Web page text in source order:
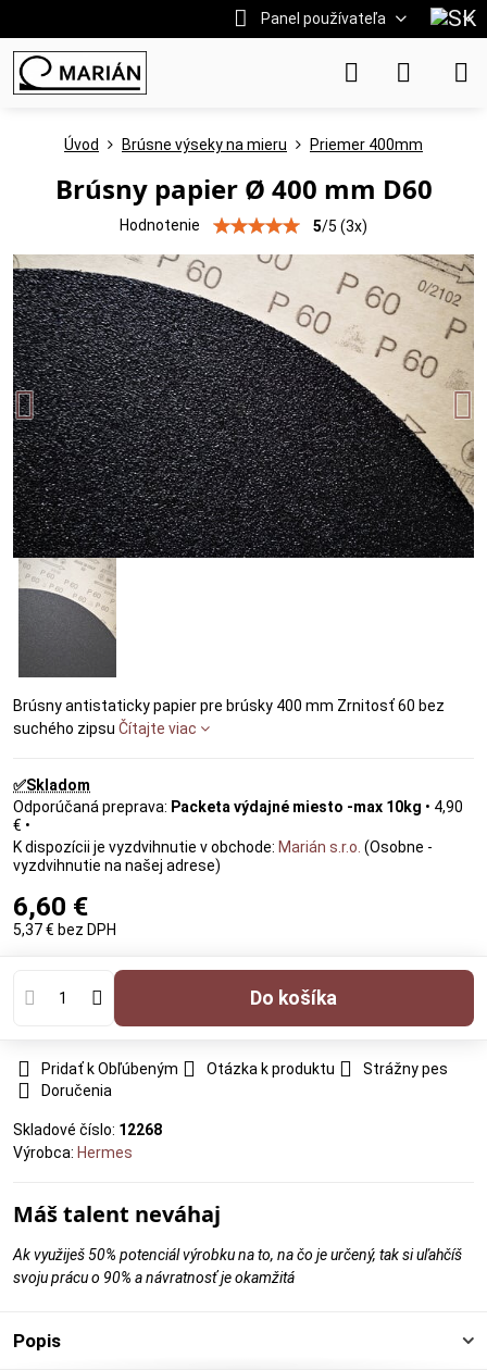
Panel používateľa
Úvod Brúsne výseky na mieru Priemer 400mm
Brúsny papier Ø 400 mm D60
Hodnotenie 5/5 (3x)
Brúsny antistaticky papier pre brúsky 400 mm Zrnitosť 60 bez
suchého zipsu Čítajte viac
✅Skladom
Packeta výdajné miesto -max 10kg • 4,90
€ •
Marián s.r.o. (Osobne -
vyzdvihnutie na našej adrese)
6,60 €
5,37 € bez DPH
Do košíka
Pridať k Obľúbeným Otázka k produktu
Strážny pes
Doručenia
Skladové číslo: 12268
Výrobca: Hermes
Máš talent neváhaj
Ak využiješ 50% potenciál výrobku na to, na čo je určený, tak si uľahčíš
svoju prácu o 90% a návratnosť je okamžitá
Popis